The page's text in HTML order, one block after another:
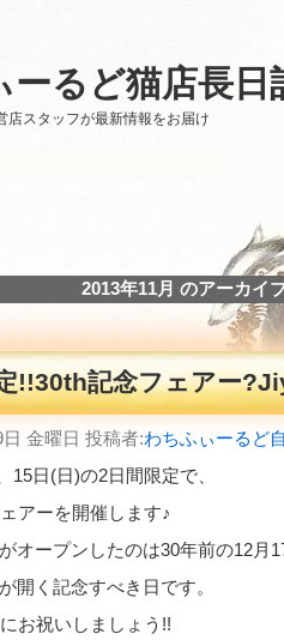
ーるど猫店長日
店スタッフが最新情報をお届け
2013年11月 のアーカイ
!!30th記念フェアー
金曜日 投稿者:わちふぃーるど
15日(日)の2日間限定で、
アーを開催します♪
オープンしたのは30年前の12月
開く記念すべき日です。
お祝いしましょう!!